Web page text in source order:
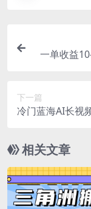
一单收益
下一篇
冷门蓝海AI长视
相关文章